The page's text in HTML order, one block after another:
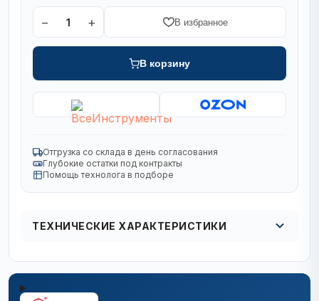
− 1 + В избранное
В корзину
Отгрузка со склада в день согласования
Глубокие остатки под контракты
Помощь технолога в подборе
ТЕХНИЧЕСКИЕ ХАРАКТЕРИСТИКИ
Кол в упаковке
1/2 шт.